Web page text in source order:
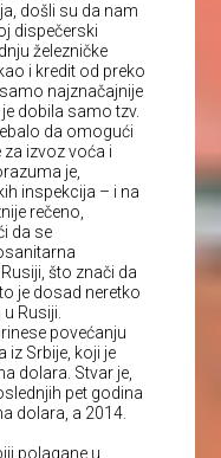
došli su da nam
dispečerski
železničke
i kredit od preko
najznačajnije
dobila samo tzv.
da omogući
izvoz voća i
je,
inspekcija – i na
rečeno,
da se
što znači da
je dosad neretko
Rusiji.
povećanju
iz Srbije, koji je
dolara. Stvar je,
pet godina
dolara, a 2014.
polagane u